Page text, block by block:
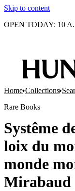
Skip to content
OPEN TODAY: 10
Home Collections
Rare Books
Systême
loix du
monde
Mirabaud